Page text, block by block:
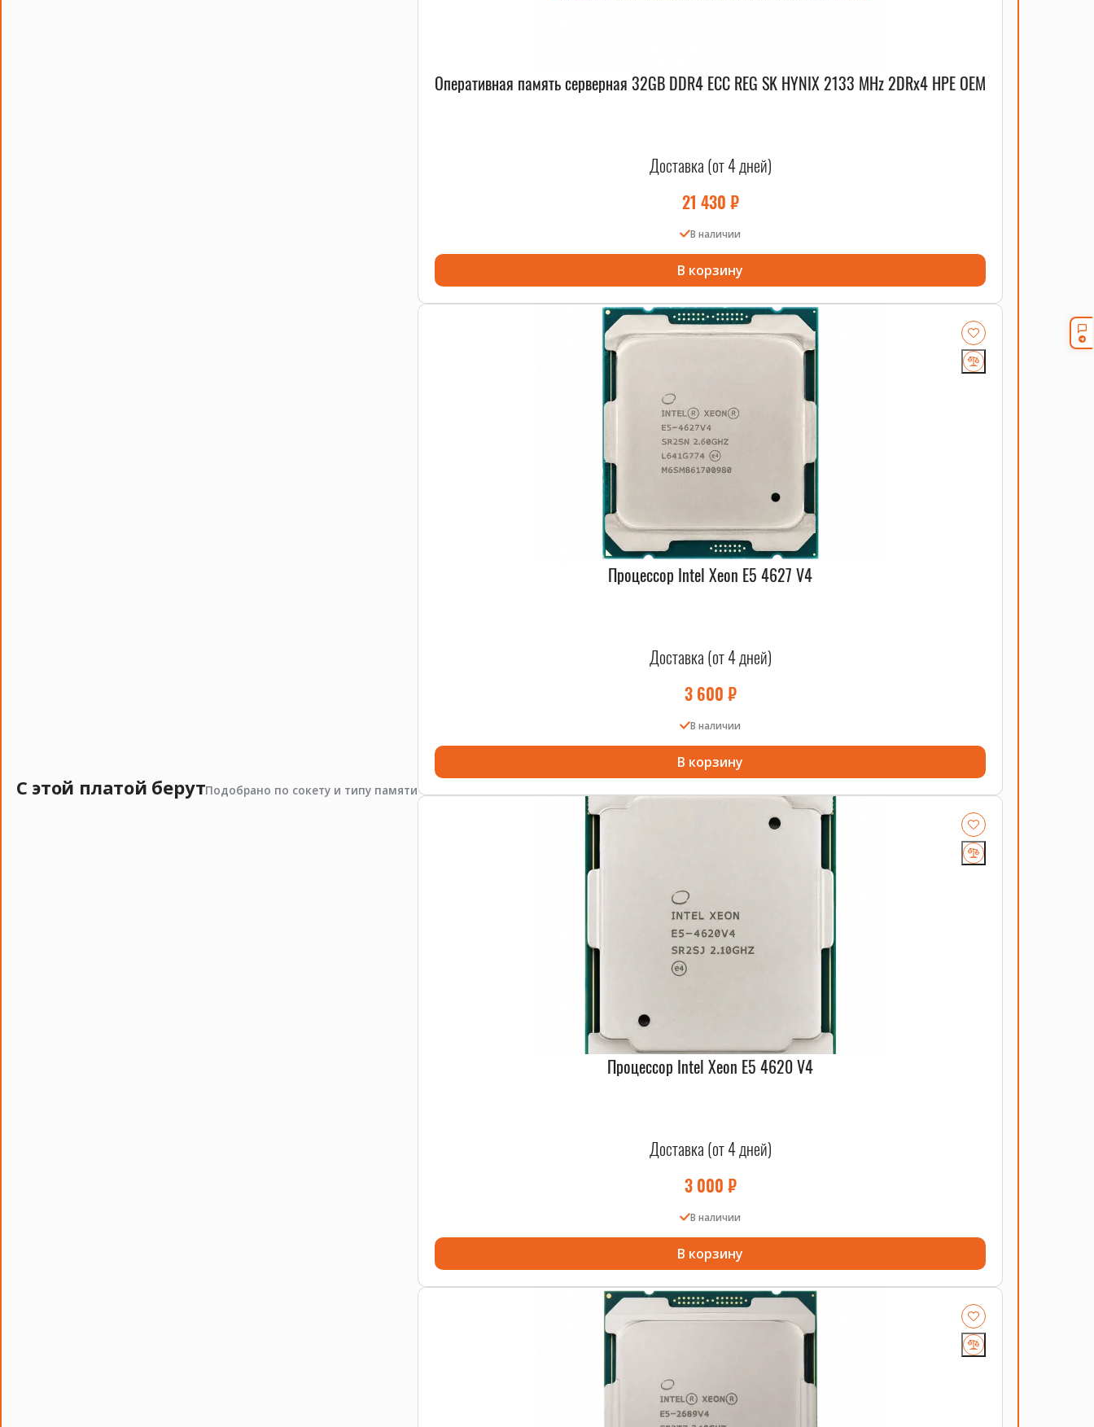
С этой платой берутПодобрано по сокету и типу памяти
Оперативная память серверная 32GB DDR4 ECC REG SK HYNIX 2133 MHz 2DRx4 HPE OEM
Доставка (от 4 дней)
21 430 ₽
В наличии
В корзину
Процессор Intel Xeon E5 4627 V4
Доставка (от 4 дней)
3 600 ₽
В наличии
В корзину
Процессор Intel Xeon E5 4620 V4
Доставка (от 4 дней)
3 000 ₽
В наличии
В корзину